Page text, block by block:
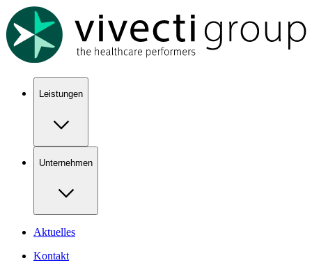
Show keyboard shortcuts
Leistungen
Unternehmen
Aktuelles
Kontakt